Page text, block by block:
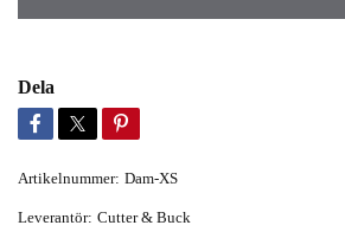
Dela
Artikelnummer: Dam-XS
Leverantör: Cutter & Buck